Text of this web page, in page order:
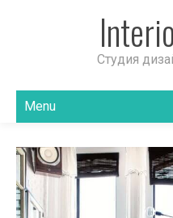
Студия
Menu